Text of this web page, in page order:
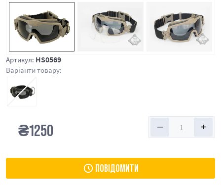
Артикул: HS0569
Варіанти товару:
₴1250
ПОВІДОМИТИ